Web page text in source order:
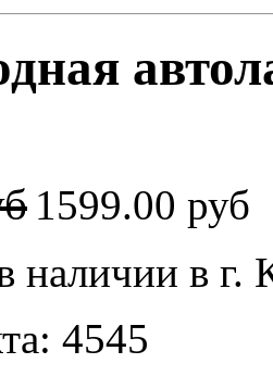
1599.00 руб
наличии в г.
4545